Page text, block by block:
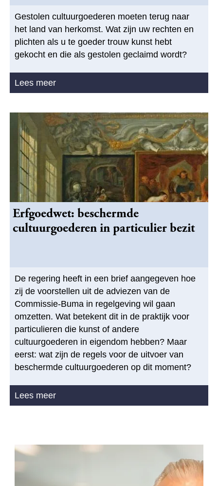
Gestolen cultuurgoederen moeten terug naar
het land van herkomst. Wat zijn uw rechten en
plichten als u te goeder trouw kunst hebt
gekocht en die als gestolen geclaimd wordt?
Lees meer
Erfgoedwet: beschermde
cultuurgoederen in particulier bezit
De regering heeft in een brief aangegeven hoe
zij de voorstellen uit de adviezen van de
Commissie-Buma in regelgeving wil gaan
omzetten. Wat betekent dit in de praktijk voor
particulieren die kunst of andere
cultuurgoederen in eigendom hebben? Maar
eerst: wat zijn de regels voor de uitvoer van
beschermde cultuurgoederen op dit moment?
Lees meer